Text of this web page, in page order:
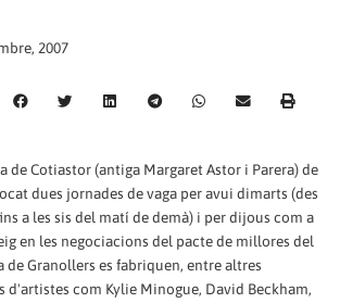
2007
de Cotiastor (antiga Margaret Astor i Parera) de
dues jornades de vaga per avui dimarts (des
a les sis del matí de demà) i per dijous com a
en les negociacions del pacte de millores del
de Granollers es fabriquen, entre altres
d'artistes com Kylie Minogue, David Beckham,